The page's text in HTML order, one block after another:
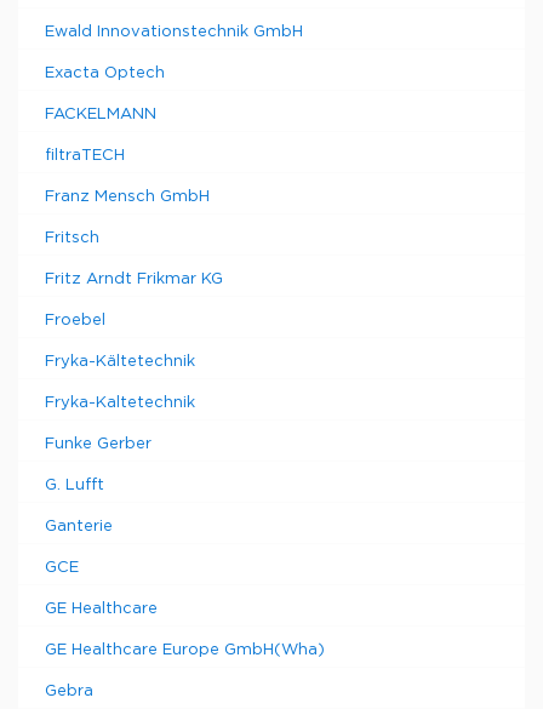
Ewald Innovationstechnik GmbH
Exacta Optech
FACKELMANN
filtraTECH
Franz Mensch GmbH
Fritsch
Fritz Arndt Frikmar KG
Froebel
Fryka-Kältetechnik
Fryka-Kaltetechnik
Funke Gerber
G. Lufft
Ganterie
GCE
GE Healthcare
GE Healthcare Europe GmbH(Wha)
Gebra